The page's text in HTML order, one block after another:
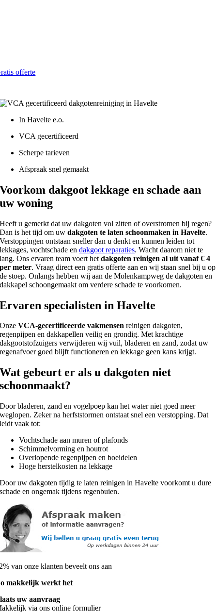
offerte
In Havelte e.o.
VCA gecertificeerd
Scherpe tarieven
Afspraak snel gemaakt
Voorkom dakgoot lekkage en schade aan
uw woning
Heeft u gemerkt dat uw dakgoten vol zitten of overstromen bij regen?
Dan is het tijd om uwdakgoten te laten schoonmaken in Havelte.
Verstoppingen ontstaan sneller dan u denkt en kunnen leiden tot
lekkages, vochtschade endakgoot reparaties. Wacht daarom niet te
lang. Ons ervaren team voert hetdakgoten reinigen al uit vanaf € 4
per meter. Vraag direct een gratis offerte aan en wij staan snel bij u op
de stoep. Onlangs hebben wij aan de Molenkampweg de dakgoten en
dakkapel schoongemaakt om verdere schade te voorkomen.
Ervaren specialisten in Havelte
OnzeVCA-gecertificeerde vakmensen reinigen dakgoten,
regenpijpen en dakkapellen veilig en grondig. Met krachtige
dakgootstofzuigers verwijderen wij vuil, bladeren en zand, zodat uw
regenafvoer goed blijft functioneren en lekkage geen kans krijgt.
Wat gebeurt er als u dakgoten niet
schoonmaakt?
Door bladeren, zand en vogelpoep kan het water niet goed meer
weglopen. Zeker na herfststormen ontstaat snel een verstopping. Dat
leidt vaak tot:
Vochtschade aan muren of plafonds
Schimmelvorming en houtrot
Overlopende regenpijpen en boeidelen
Hoge herstelkosten na lekkage
Door uw dakgoten tijdig te laten reinigen in Havelte voorkomt u dure
schade en ongemak tijdens regenbuien.
van onze klanten beveelt ons aan
makkelijk werkt het
uw aanvraag
via ons online formulier